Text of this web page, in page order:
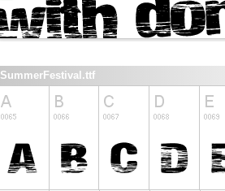
SummerFestival.ttf